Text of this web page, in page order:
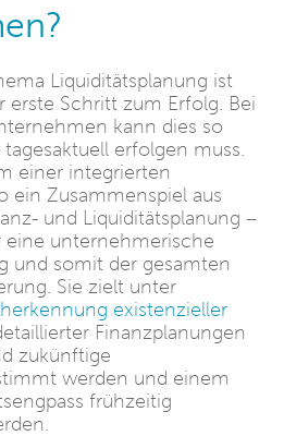
Liquiditätsplanung ist
erste Schritt zum Erfolg. Bei
kann dies so
erfolgen muss.
einer integrierten
ein Zusammenspiel aus
und Liquiditätsplanung –
eine unternehmerische
und somit der gesamten
Sie zielt unter
existenzieller
Finanzplanungen
zukünftige
werden und einem
frühzeitig